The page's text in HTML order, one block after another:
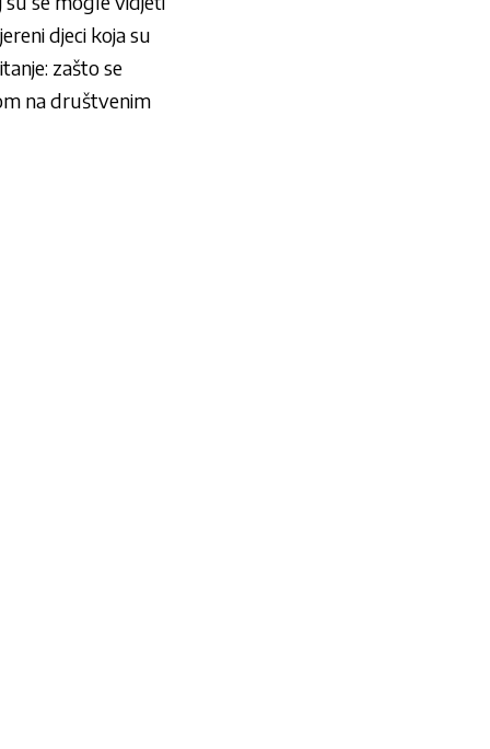
djeci koja su
zašto se
na društvenim